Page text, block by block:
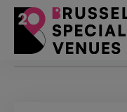
Filtres